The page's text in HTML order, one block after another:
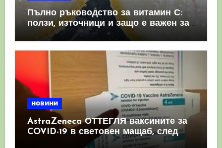
Пълно ръководство за витамин С:
ползи, източници и защо е важен за
имунната система
новини
AstraZeneca ОТТЕГЛЯ ваксините за
COVID-19 в световен мащаб, след
като призна, че те причиняват